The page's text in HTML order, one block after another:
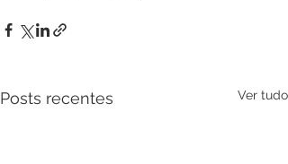
Posts recentes Ver tudo